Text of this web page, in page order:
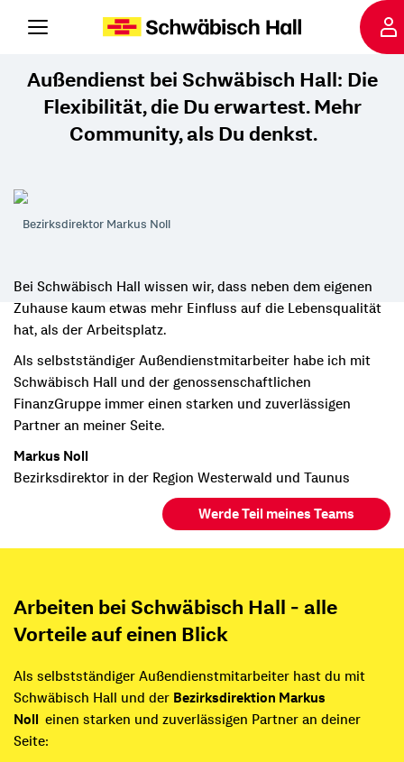
10
Außendienst bei Schwäbisch Hall: Die
Flexibilität, die Du erwartest. Mehr
Community, als Du denkst.
Bezirksdirektor Markus Noll
Bei Schwäbisch Hall wissen wir, dass neben dem eigenen
Zuhause kaum etwas mehr Einfluss auf die Lebensqualität
hat, als der Arbeitsplatz.
Als selbstständiger Außendienstmitarbeiter habe ich mit
Schwäbisch Hall und der genossenschaftlichen
FinanzGruppe immer einen starken und zuverlässigen
Partner an meiner Seite.
Markus Noll
Bezirksdirektor in der Region Westerwald und Taunus
Werde Teil meines Teams
Arbeiten bei Schwäbisch Hall - alle
Vorteile auf einen Blick
Als selbstständiger Außendienstmitarbeiter hast du mit
Schwäbisch Hall und der Bezirksdirektion Markus
Noll einen starken und zuverlässigen Partner an deiner
Seite: